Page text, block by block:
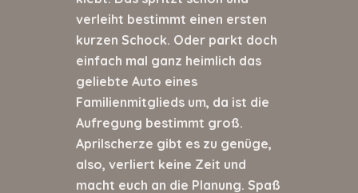
verleiht bestimmt einen ersten
kurzen Schock. Oder parkt doch
einfach mal ganz heimlich das
geliebte Auto eines
Familienmitglieds um, da ist die
Aufregung bestimmt groß.
Aprilscherze gibt es zu genüge,
also, verliert keine Zeit und
macht euch an die Planung. Spaß